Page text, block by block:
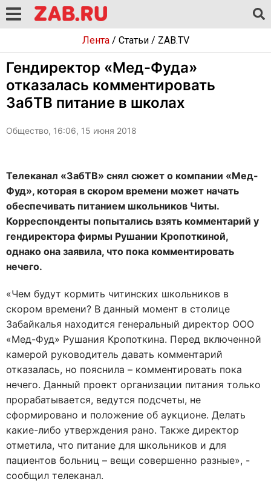
Лента/ Статьи/ ZAB.TV
Гендиректор «Мед-Фуда»
отказалась комментировать
ЗабТВ питание в школах
Общество, 16:06, 15 июня 2018
Телеканал «ЗабТВ» снял сюжет о компании «Мед-
Фуд», которая в скором времени может начать
обеспечивать питанием школьников Читы.
Корреспонденты попытались взять комментарий у
гендиректора фирмы Рушании Кропоткиной,
однако она заявила, что пока комментировать
нечего.
«Чем будут кормить читинских школьников в
скором времени? В данный момент в столице
Забайкалья находится генеральный директор ООО
«Мед-Фуд» Рушания Кропоткина. Перед включенной
камерой руководитель давать комментарий
отказалась, но пояснила – комментировать пока
нечего. Данный проект организации питания только
прорабатывается, ведутся подсчеты, не
сформировано и положение об аукционе. Делать
какие-либо утверждения рано. Также директор
отметила, что питание для школьников и для
пациентов больниц – вещи совершенно разные», -
сообщил телеканал.